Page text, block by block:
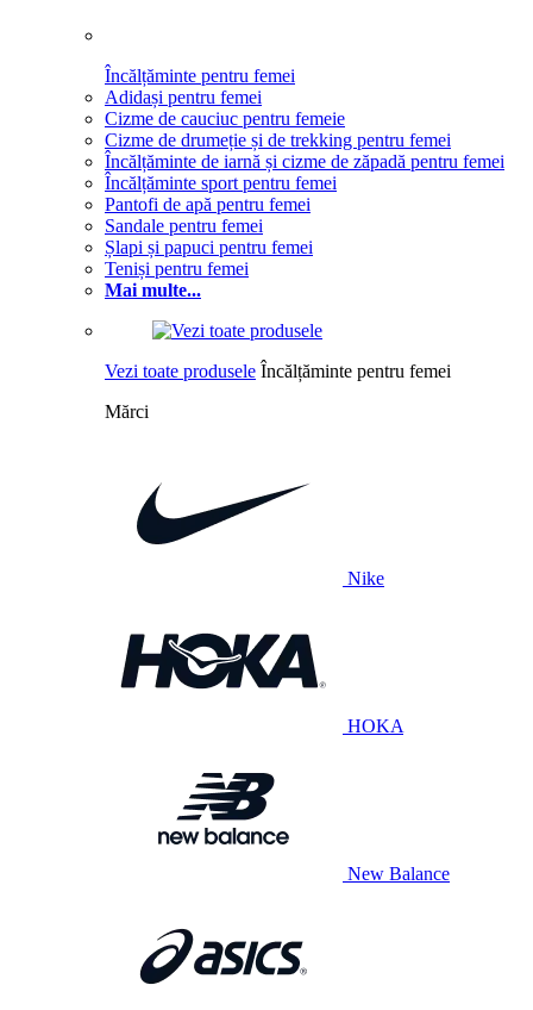
Încălțăminte pentru femei
Adidași pentru femei
Cizme de cauciuc pentru femeie
Cizme de drumeție și de trekking pentru femei
Încălțăminte de iarnă și cizme de zăpadă pentru femei
Încălțăminte sport pentru femei
Pantofi de apă pentru femei
Sandale pentru femei
Șlapi și papuci pentru femei
Teniși pentru femei
Mai multe...
Vezi toate produsele Încălțăminte pentru femei
Mărci
Nike
HOKA
New Balance